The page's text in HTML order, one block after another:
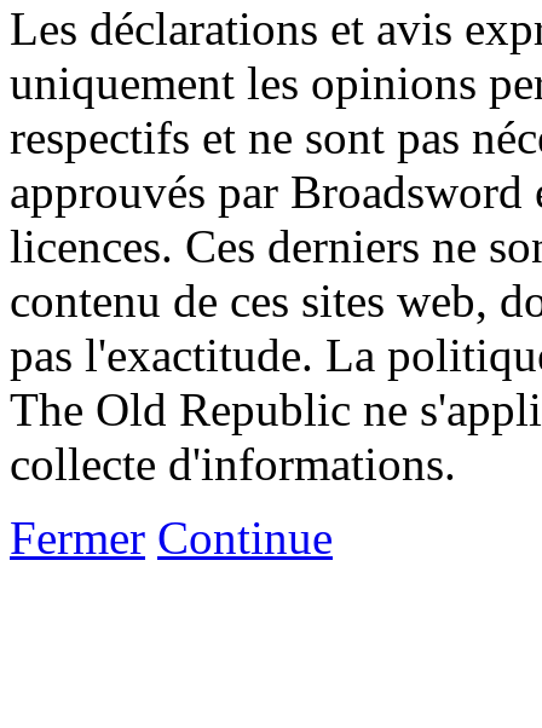
Les déclarations et avis
uniquement les opinions
respectifs et ne sont pas
approuvés par
licences. Ces derniers ne
contenu de ces sites web,
pas l'exactitude. La
The Old Republic ne
collecte d'informations.
Fermer Continue